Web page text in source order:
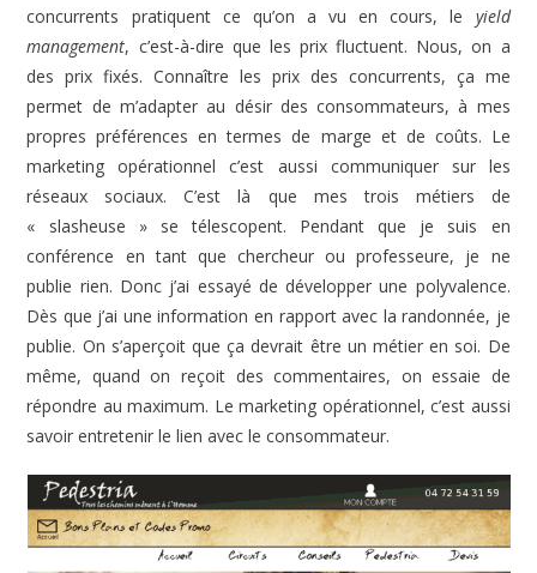
concurrents pratiquent ce qu’on a vu en cours, le yield
management, c’est-à-dire que les prix fluctuent. Nous, on a
des prix fixés. Connaître les prix des concurrents, ça me
permet de m’adapter au désir des consommateurs, à mes
propres préférences en termes de marge et de coûts. Le
marketing opérationnel c’est aussi communiquer sur les
réseaux sociaux. C’est là que mes trois métiers de
« slasheuse » se télescopent. Pendant que je suis en
conférence en tant que chercheur ou professeure, je ne
publie rien. Donc j’ai essayé de développer une polyvalence.
Dès que j’ai une information en rapport avec la randonnée, je
publie. On s’aperçoit que ça devrait être un métier en soi. De
même, quand on reçoit des commentaires, on essaie de
répondre au maximum. Le marketing opérationnel, c’est aussi
savoir entretenir le lien avec le consommateur.